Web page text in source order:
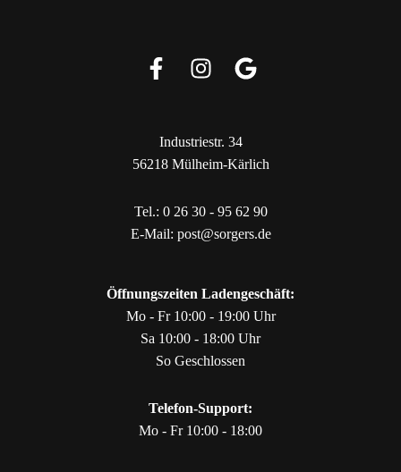
Industriestr. 34
56218 Mülheim-Kärlich
Tel.: 0 26 30 - 95 62 90
E-Mail: post@sorgers.de
Öffnungszeiten Ladengeschäft:
Mo - Fr 10:00 - 19:00 Uhr
Sa 10:00 - 18:00 Uhr
So Geschlossen
Telefon-Support:
Mo - Fr 10:00 - 18:00